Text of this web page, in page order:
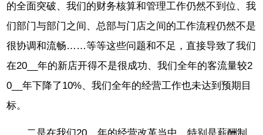
的全面突破、我们的财务核算和管理工作仍然不到位、我
们部门与部门之间、总部与门店之间的工作流程仍然不是
很协调和流畅……等等这些问题和不足，直接导致了我们
在20__年的新店开得不是很成功、我们全年的客流量较2
0__年下降了10%、我们全年的经营工作也未达到预期目
标。